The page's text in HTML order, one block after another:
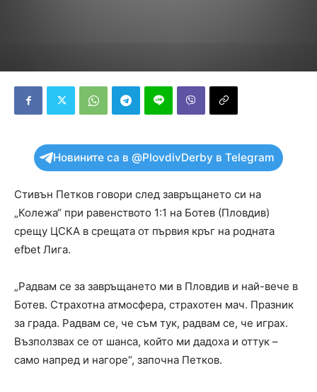
Новините са в @PlovdivDerby в Telegram
Стивън Петков говори след завръщането си на
„Колежа“ при равенството 1:1 на Ботев (Пловдив)
срещу ЦСКА в срещата от първия кръг на родната
efbet Лига.
„Радвам се за завръщането ми в Пловдив и най-вече в
Ботев. Страхотна атмосфера, страхотен мач. Празник
за града. Радвам се, че съм тук, радвам се, че играх.
Възползвах се от шанса, който ми дадоха и оттук –
само напред и нагоре“, започна Петков.